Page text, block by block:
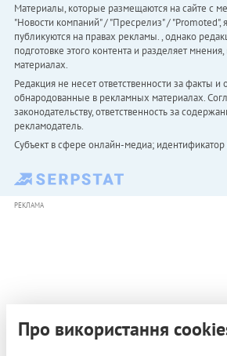
Материалы, которые размещаются на сайте с
"Новости компаний" / "Пресрелиз" / "Promoted",
публикуются на правах рекламы. , однако
подготовке этого контента и разделяет
материалах.
Редакция не несет ответственности за факты
обнародованные в рекламных материалах.
законодательству, ответственность за
рекламодатель.
Субъект в сфере онлайн-медиа;
РЕКЛАМА
Про використання